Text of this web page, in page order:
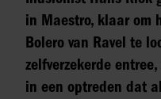
in Maestro, klaar om
Bolero van Ravel te
zelfverzekerde
in een optreden dat